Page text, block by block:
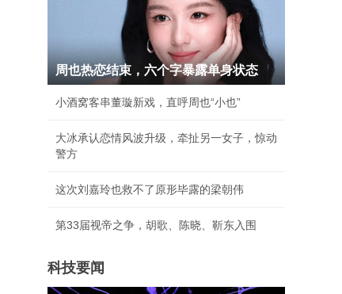
周也热恋结束，六个字暴露单身状态
小酒窝客串董璇新戏，直呼周也“小也”
大冰承认恋情风波升级，牵扯另一女子，惊动
警方
这次刘嘉玲也救不了原形毕露的梁朝伟
第33届视帝之争，胡歌、陈晓、靳东入围
科技要闻